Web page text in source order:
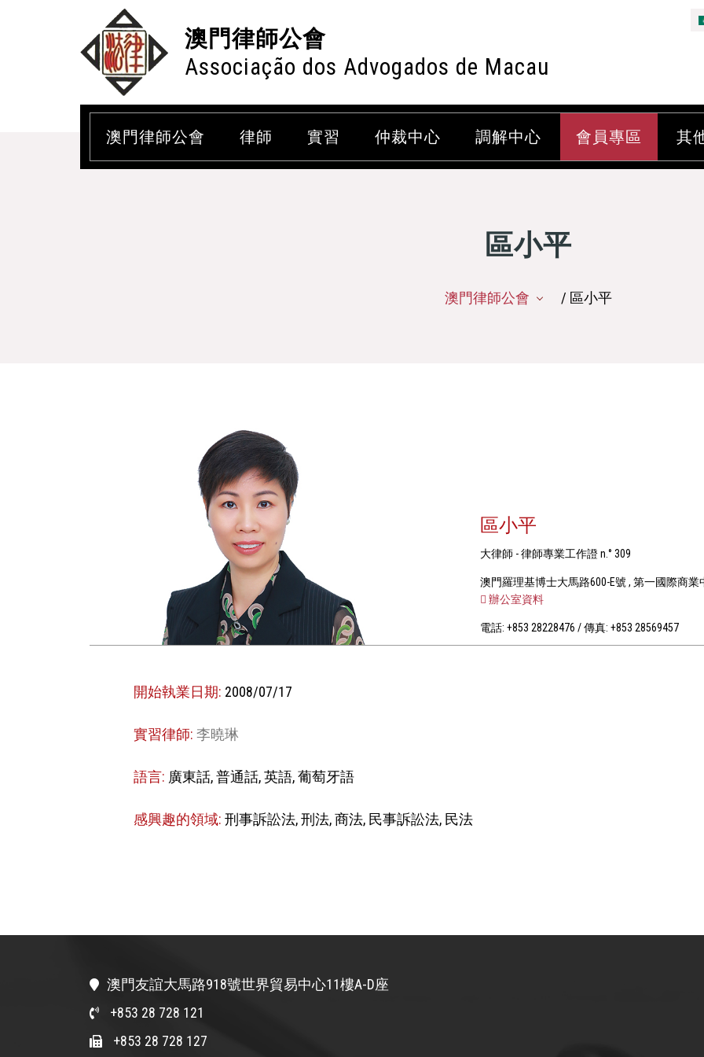
澳門律師公會
Associação dos Advogados de Macau
澳門律師公會 律師 實習 仲裁中心 調解中心 會員專區 其
區小平
澳門律師公會 / 區小平
區小平
大律師 - 律師專業工作證 n.° 309
澳門羅理基博士大馬路600-E號 , 第一國際商業
辦公室資料
電話: +853 28228476 / 傳真: +853 28569457
開始執業日期: 2008/07/17
實習律師: 李曉琳
語言: 廣東話, 普通話, 英語, 葡萄牙語
感興趣的領域: 刑事訴訟法, 刑法, 商法, 民事訴訟法, 民法
澳門友誼大馬路918號世界貿易中心11樓A-D座
+853 28 728 121
+853 28 728 127